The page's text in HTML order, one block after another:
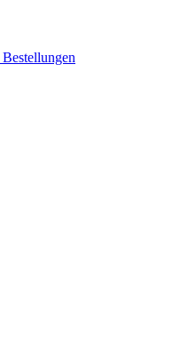
Bestellungen